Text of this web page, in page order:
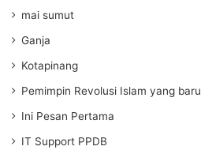
mai sumut
Ganja
Kotapinang
Pemimpin Revolusi Islam yang baru
Ini Pesan Pertama
IT Support PPDB